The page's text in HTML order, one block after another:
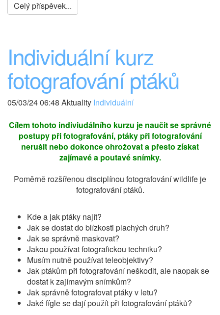
Celý příspěvek...
Individuální kurz
fotografování ptáků
05/03/24 06:48 Aktuality Individuální
Cílem tohoto indiviudálního kurzu je naučit se správné
postupy při fotografování, ptáky při fotografování
nerušit nebo dokonce ohrožovat a přesto získat
zajímavé a poutavé snímky.
Poměrně rozšířenou disciplínou fotografování wildlife je
fotografování ptáků.
Kde a jak ptáky najít?
Jak se dostat do blízkosti plachých druh?
Jak se správně maskovat?
Jakou používat fotografickou techniku?
Musím nutně používat teleobjektivy?
Jak ptákům při fotografování neškodit, ale naopak se
dostat k zajímavým snímkům?
Jak správně fotografovat ptáky v letu?
Jaké fígle se dají použít při fotografování ptáků?